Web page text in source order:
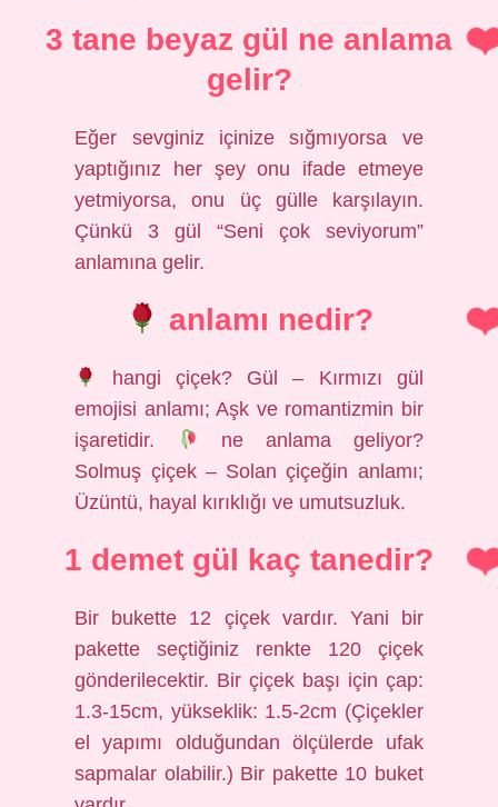
3 tane beyaz gül ne anlama
gelir?
Eğer sevginiz içinize sığmıyorsa ve
yaptığınız her şey onu ifade etmeye
yetmiyorsa, onu üç gülle karşılayın.
Çünkü 3 gül “Seni çok seviyorum”
anlamına gelir.
anlamı nedir?
hangi çiçek? Gül – Kırmızı gül
emojisi anlamı; Aşk ve romantizmin bir
işaretidir.
ne anlama geliyor?
Solmuş çiçek – Solan çiçeğin anlamı;
Üzüntü, hayal kırıklığı ve umutsuzluk.
1 demet gül kaç tanedir?
Bir bukette 12 çiçek vardır. Yani bir
pakette seçtiğiniz renkte 120 çiçek
gönderilecektir. Bir çiçek başı için çap:
1.3-15cm, yükseklik: 1.5-2cm (Çiçekler
el yapımı olduğundan ölçülerde ufak
sapmalar olabilir.) Bir pakette 10 buket